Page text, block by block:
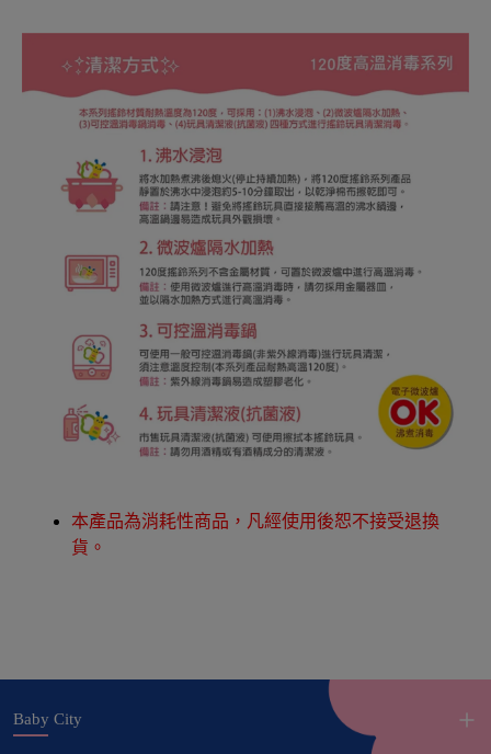
本產品為消耗性商品，凡經使用後恕不接受退換
貨。
Baby City